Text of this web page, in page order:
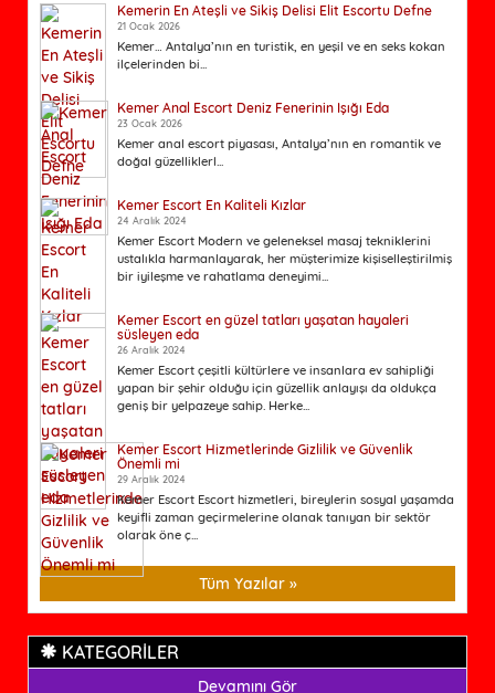
Kemerin En Ateşli ve Sikiş Delisi Elit Escortu Defne
21 Ocak 2026
Kemer… Antalya’nın en turistik, en yeşil ve en seks kokan
ilçelerinden bi...
Kemer Anal Escort Deniz Fenerinin Işığı Eda
23 Ocak 2026
Kemer anal escort piyasası, Antalya’nın en romantik ve
doğal güzelliklerl...
Kemer Escort En Kaliteli Kızlar
24 Aralık 2024
Kemer Escort Modern ve geleneksel masaj tekniklerini
ustalıkla harmanlayarak, her müşterimize kişiselleştirilmiş
bir iyileşme ve rahatlama deneyimi...
Kemer Escort en güzel tatları yaşatan hayaleri
süsleyen eda
26 Aralık 2024
Kemer Escort çeşitli kültürlere ve insanlara ev sahipliği
yapan bir şehir olduğu için güzellik anlayışı da oldukça
geniş bir yelpazeye sahip. Herke...
Kemer Escort Hizmetlerinde Gizlilik ve Güvenlik
Önemli mi
29 Aralık 2024
Kemer Escort Escort hizmetleri, bireylerin sosyal yaşamda
keyifli zaman geçirmelerine olanak tanıyan bir sektör
olarak öne ç...
Tüm Yazılar »
KATEGORİLER
Devamını Gör